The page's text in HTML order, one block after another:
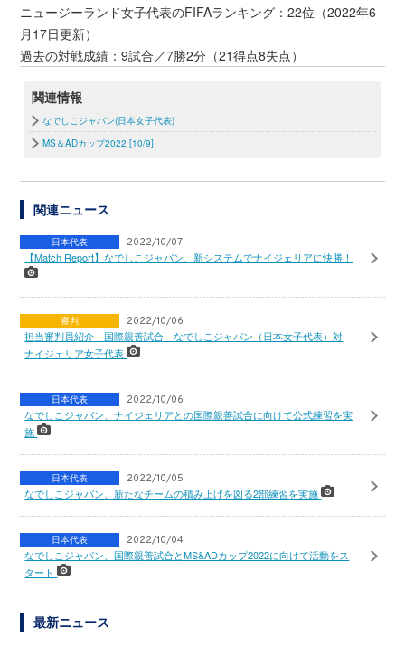
ニュージーランド女子代表のFIFAランキング：22位（2022年6
月17日更新）
過去の対戦成績：9試合／7勝2分（21得点8失点）
関連情報
なでしこジャパン(日本女子代表)
MS＆ADカップ2022 [10/9]
関連ニュース
日本代表 2022/10/07
【Match Report】なでしこジャパン、新システムでナイジェリアに快勝！
審判 2022/10/06
担当審判員紹介 国際親善試合 なでしこジャパン（日本女子代表）対
ナイジェリア女子代表
日本代表 2022/10/06
なでしこジャパン、ナイジェリアとの国際親善試合に向けて公式練習を実
施
日本代表 2022/10/05
なでしこジャパン、新たなチームの積み上げを図る2部練習を実施
日本代表 2022/10/04
なでしこジャパン、国際親善試合とMS&ADカップ2022に向けて活動をス
タート
最新ニュース